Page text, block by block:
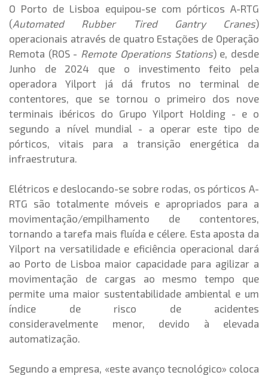
O Porto de Lisboa equipou-se com pórticos A-RTG
(Automated Rubber Tired Gantry Cranes)
operacionais através de quatro Estações de Operação
Remota (ROS - Remote Operations Stations) e, desde
Junho de 2024 que o investimento feito pela
operadora Yilport já dá frutos no terminal de
contentores, que se tornou o primeiro dos nove
terminais ibéricos do Grupo Yilport Holding - e o
segundo a nível mundial - a operar este tipo de
pórticos, vitais para a transição energética da
infraestrutura.
Elétricos e deslocando-se sobre rodas, os pórticos A-
RTG são totalmente móveis e apropriados para a
movimentação/empilhamento de contentores,
tornando a tarefa mais fluída e célere. Esta aposta da
Yilport na versatilidade e eficiência operacional dará
ao Porto de Lisboa maior capacidade para agilizar a
movimentação de cargas ao mesmo tempo que
permite uma maior sustentabilidade ambiental e um
índice de risco de acidentes
consideravelmente menor, devido à elevada
automatização.
Segundo a empresa, «este avanço tecnológico» coloca